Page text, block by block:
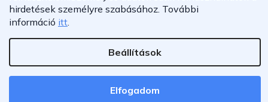
hirdetések személyre szabásához. További
információ itt.
Beállítások
Elfogadom
Feliratkozás
Shoptet Premium készítette